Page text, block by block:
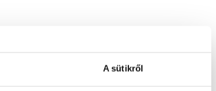
A sütikről